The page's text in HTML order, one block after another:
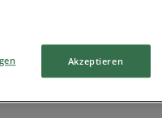
aktuellenAkzeptieren